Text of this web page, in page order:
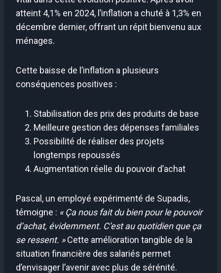
atteint 4,1% en 2024, l’inflation a chuté à 1,3% en
décembre dernier, offrant un répit bienvenu aux
ménages.
Cette baisse de l’inflation a plusieurs
conséquences positives :
Stabilisation des prix des produits de base
Meilleure gestion des dépenses familiales
Possibilité de réaliser des projets
longtemps repoussés
Augmentation réelle du pouvoir d’achat
Pascal, un employé expérimenté de Supadis,
témoigne : « Ça nous fait du bien pour le pouvoir
d’achat, évidemment. C’est au quotidien que ça
se ressent. »Cette amélioration tangible de la
situation financière des salariés permet
d’envisager l’avenir avec plus de sérénité.